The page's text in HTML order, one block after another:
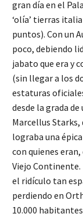
gran día en el
‘olía’ tierras
puntos). Con un
poco, debiendo
jabato que era y
(sin llegar a los
estaturas
desde la grada
Marcellus Starks,
lograba una
con quienes
Viejo Continente.
el ridículo tan
perdiendo en
10.000